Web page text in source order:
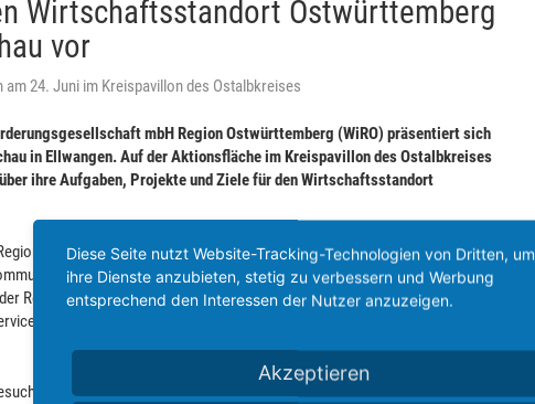
Wirtschaftsstandort Ostwürttemberg
vor
24. Juni im Kreispavillon des Ostalbkreises
mbH Region Ostwürttemberg (WiRO) präsentiert sich
in Ellwangen. Auf der Aktionsfläche im Kreispavillon des Ostalbkreises
ihre Aufgaben, Projekte und Ziele für den Wirtschaftsstandort
Seit 30 Jahren begleitet sie die wirtschaftliche Entwicklung
Hochschulen, Kammern und Institutionen, unterstützt die
Region sichtbar. Dazu gehören Themen wie Fachkräftesicherung,
und die überregionale Positionierung Ostwürttembergs als Wirtschafts-,
und Besuchern die Gelegenheit, mit der WiRO ins Gespräch zu
Diese Seite nutzt Website-Tracking-Technologien von Dritten, um
ihre Dienste anzubieten, stetig zu verbessern und Werbung
entsprechend den Interessen der Nutzer anzuzeigen.
Akzeptieren